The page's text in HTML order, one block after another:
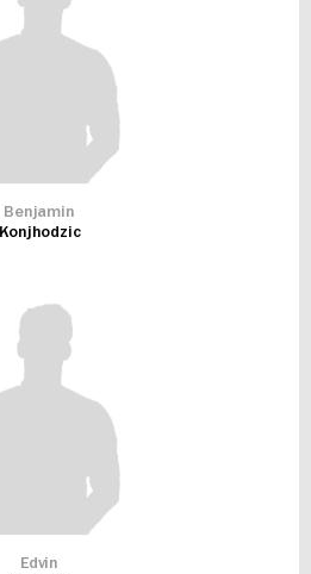
Benjamin
Konjhodzic
Edvin